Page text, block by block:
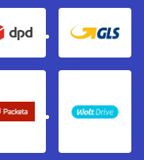
Dpd Gls
Packeta Sledenje
WOLT